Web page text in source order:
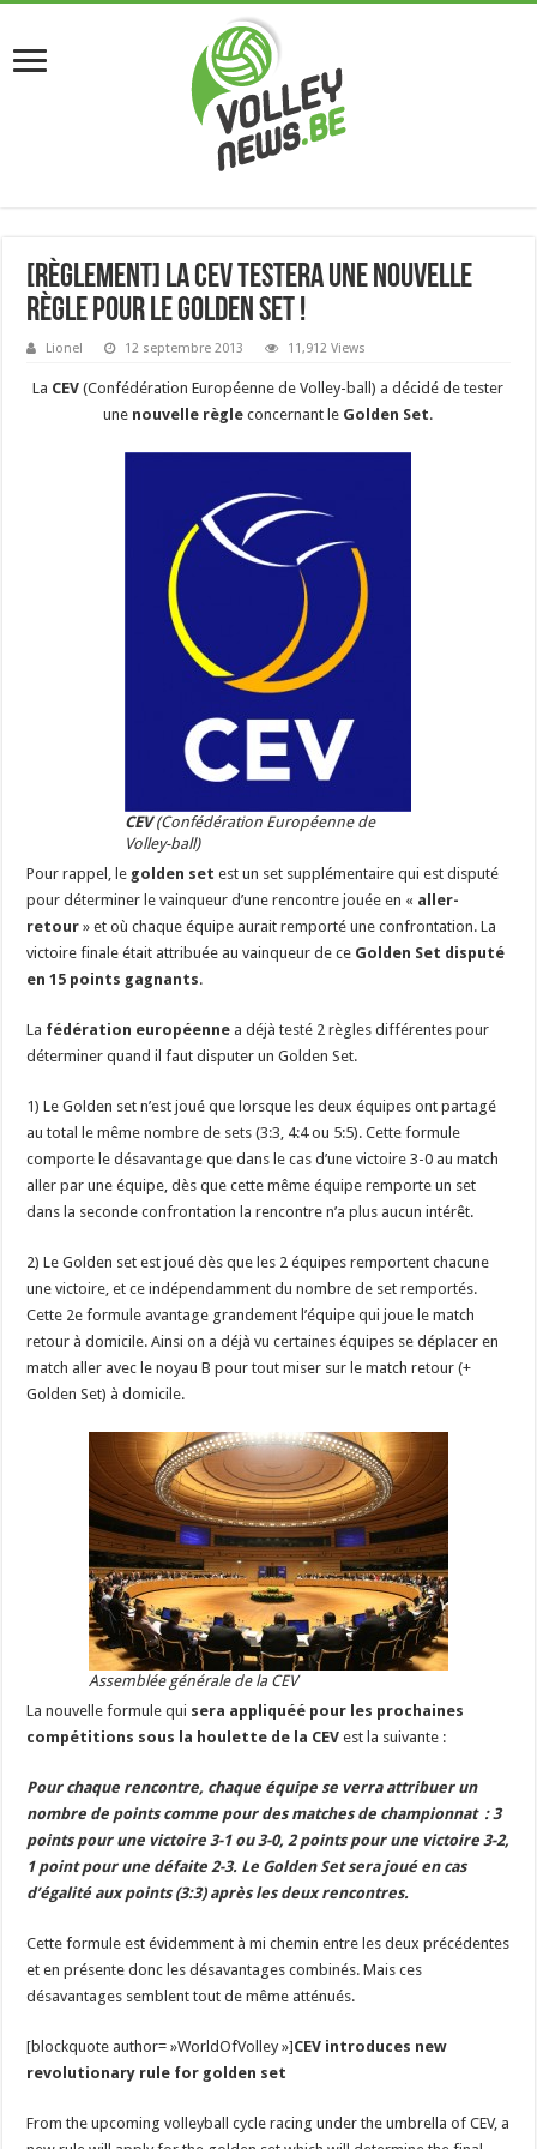
[Règlement] La CEV testera une nouvelle
règle pour le Golden Set !
Lionel 12 septembre 2013 11,912 Views
La CEV (Confédération Européenne de Volley-ball) a décidé de tester
une nouvelle règle concernant le Golden Set.
CEV(Confédération Européenne de
Volley-ball)
Pour rappel, le golden set est un set supplémentaire qui est disputé
pour déterminer le vainqueur d’une rencontre jouée en « aller-
retour » et où chaque équipe aurait remporté une confrontation. La
victoire finale était attribuée au vainqueur de ce Golden Set disputé
en 15 points gagnants.
La fédération européenne a déjà testé 2 règles différentes pour
déterminer quand il faut disputer un Golden Set.
1) Le Golden set n’est joué que lorsque les deux équipes ont partagé
au total le même nombre de sets (3:3, 4:4 ou 5:5). Cette formule
comporte le désavantage que dans le cas d’une victoire 3-0 au match
aller par une équipe, dès que cette même équipe remporte un set
dans la seconde confrontation la rencontre n’a plus aucun intérêt.
2) Le Golden set est joué dès que les 2 équipes remportent chacune
une victoire, et ce indépendamment du nombre de set remportés.
Cette 2e formule avantage grandement l’équipe qui joue le match
retour à domicile. Ainsi on a déjà vu certaines équipes se déplacer en
match aller avec le noyau B pour tout miser sur le match retour (+
Golden Set) à domicile.
Assemblée générale de la CEV
La nouvelle formule qui sera appliquéé pour les prochaines
compétitions sous la houlette de la CEV est la suivante :
Pour chaque rencontre, chaque équipe se verra attribuer un
nombre de points comme pour des matches de championnat : 3
points pour une victoire 3-1 ou 3-0, 2 points pour une victoire 3-2,
1 point pour une défaite 2-3. Le Golden Set sera joué en cas
d’égalité aux points (3:3) après les deux rencontres.
Cette formule est évidemment à mi chemin entre les deux précédentes
et en présente donc les désavantages combinés. Mais ces
désavantages semblent tout de même atténués.
[blockquote author= »WorldOfVolley »]CEV introduces new
revolutionary rule for golden set
From the upcoming volleyball cycle racing under the umbrella of CEV, a